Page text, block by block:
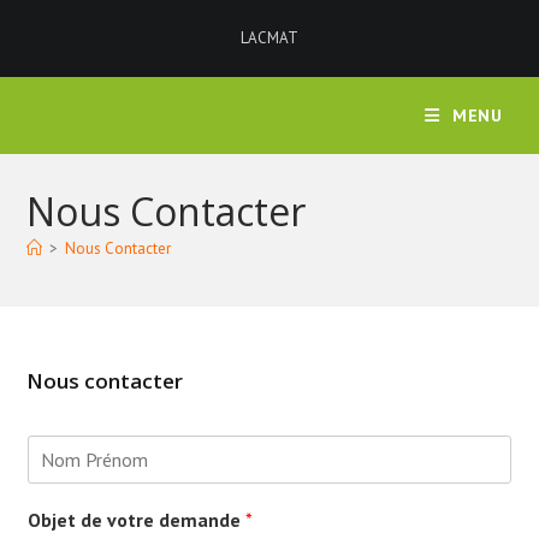
content
LACMAT
MENU
Nous Contacter
> Nous Contacter
Nous contacter
*
Objet de votre demande*